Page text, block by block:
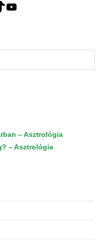
TikTok
– Asztrológia
– Asztrológia